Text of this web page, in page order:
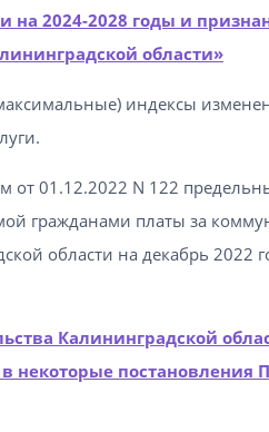
на 2024-2028 годы и
области»
индексы
от 01.12.2022 N 122
гражданами платы за
области на декабрь 2022
Калининградской
некоторые постановления